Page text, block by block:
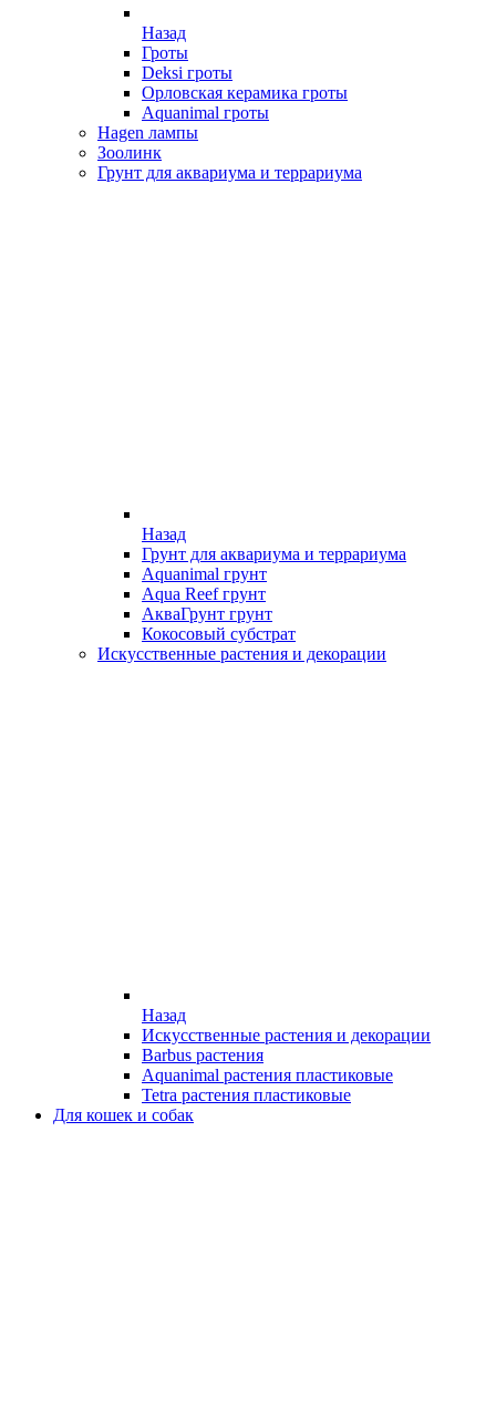
Назад
Гроты
Deksi гроты
Орловская керамика гроты
Aquanimal гроты
Hagen лампы
Зоолинк
Грунт для аквариума и террариума
Назад
Грунт для аквариума и террариума
Aquanimal грунт
Aqua Reef грунт
АкваГрунт грунт
Кокосовый субстрат
Искусственные растения и декорации
Назад
Искусственные растения и декорации
Barbus растения
Aquanimal растения пластиковые
Tetra растения пластиковые
Для кошек и собак